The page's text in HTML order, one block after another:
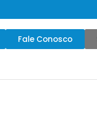
Fale Conosco